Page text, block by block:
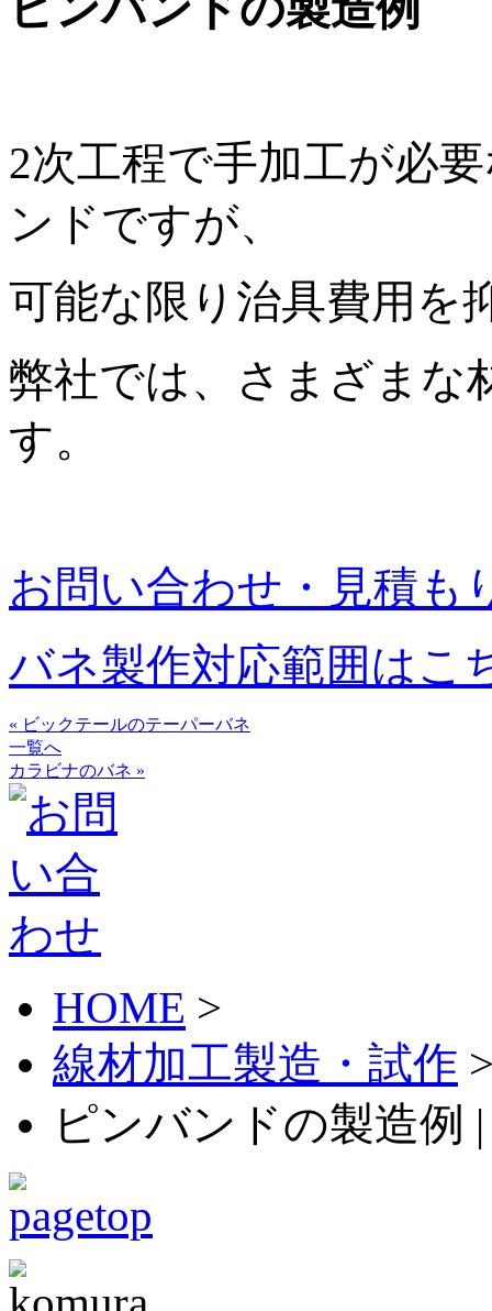
2次工程で手加工が必
ンドですが、
可能な限り治具費用を
弊社では、さまざまな
す。
お問い合わせ・見積も
バネ製作対応範囲はこ
« ビックテールのテーパーバネ
一覧へ
カラビナのバネ »
HOME >
線材加工製造・試作
ピンバンドの製造例